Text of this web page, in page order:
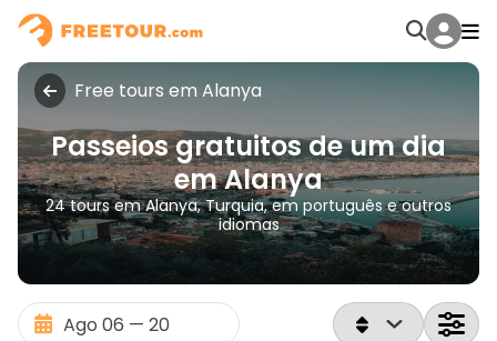
Free tours em Alanya
Passeios gratuitos de um dia
em Alanya
24 tours em Alanya, Turquia, em português e outros
idiomas